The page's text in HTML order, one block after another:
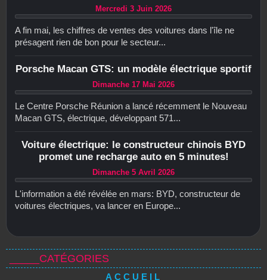
Mercredi 3 Juin 2026
A fin mai, les chiffres de ventes des voitures dans l'île ne
présagent rien de bon pour le secteur...
Porsche Macan GTS: un modèle électrique sportif
Dimanche 17 Mai 2026
Le Centre Porsche Réunion a lancé récemment le Nouveau
Macan GTS, électrique, développant 571...
Voiture électrique: le constructeur chinois BYD
promet une recharge auto en 5 minutes!
Dimanche 5 Avril 2026
L'information a été révélée en mars: BYD, constructeur de
voitures électriques, va lancer en Europe...
_____CATÉGORIES
ACCUEIL